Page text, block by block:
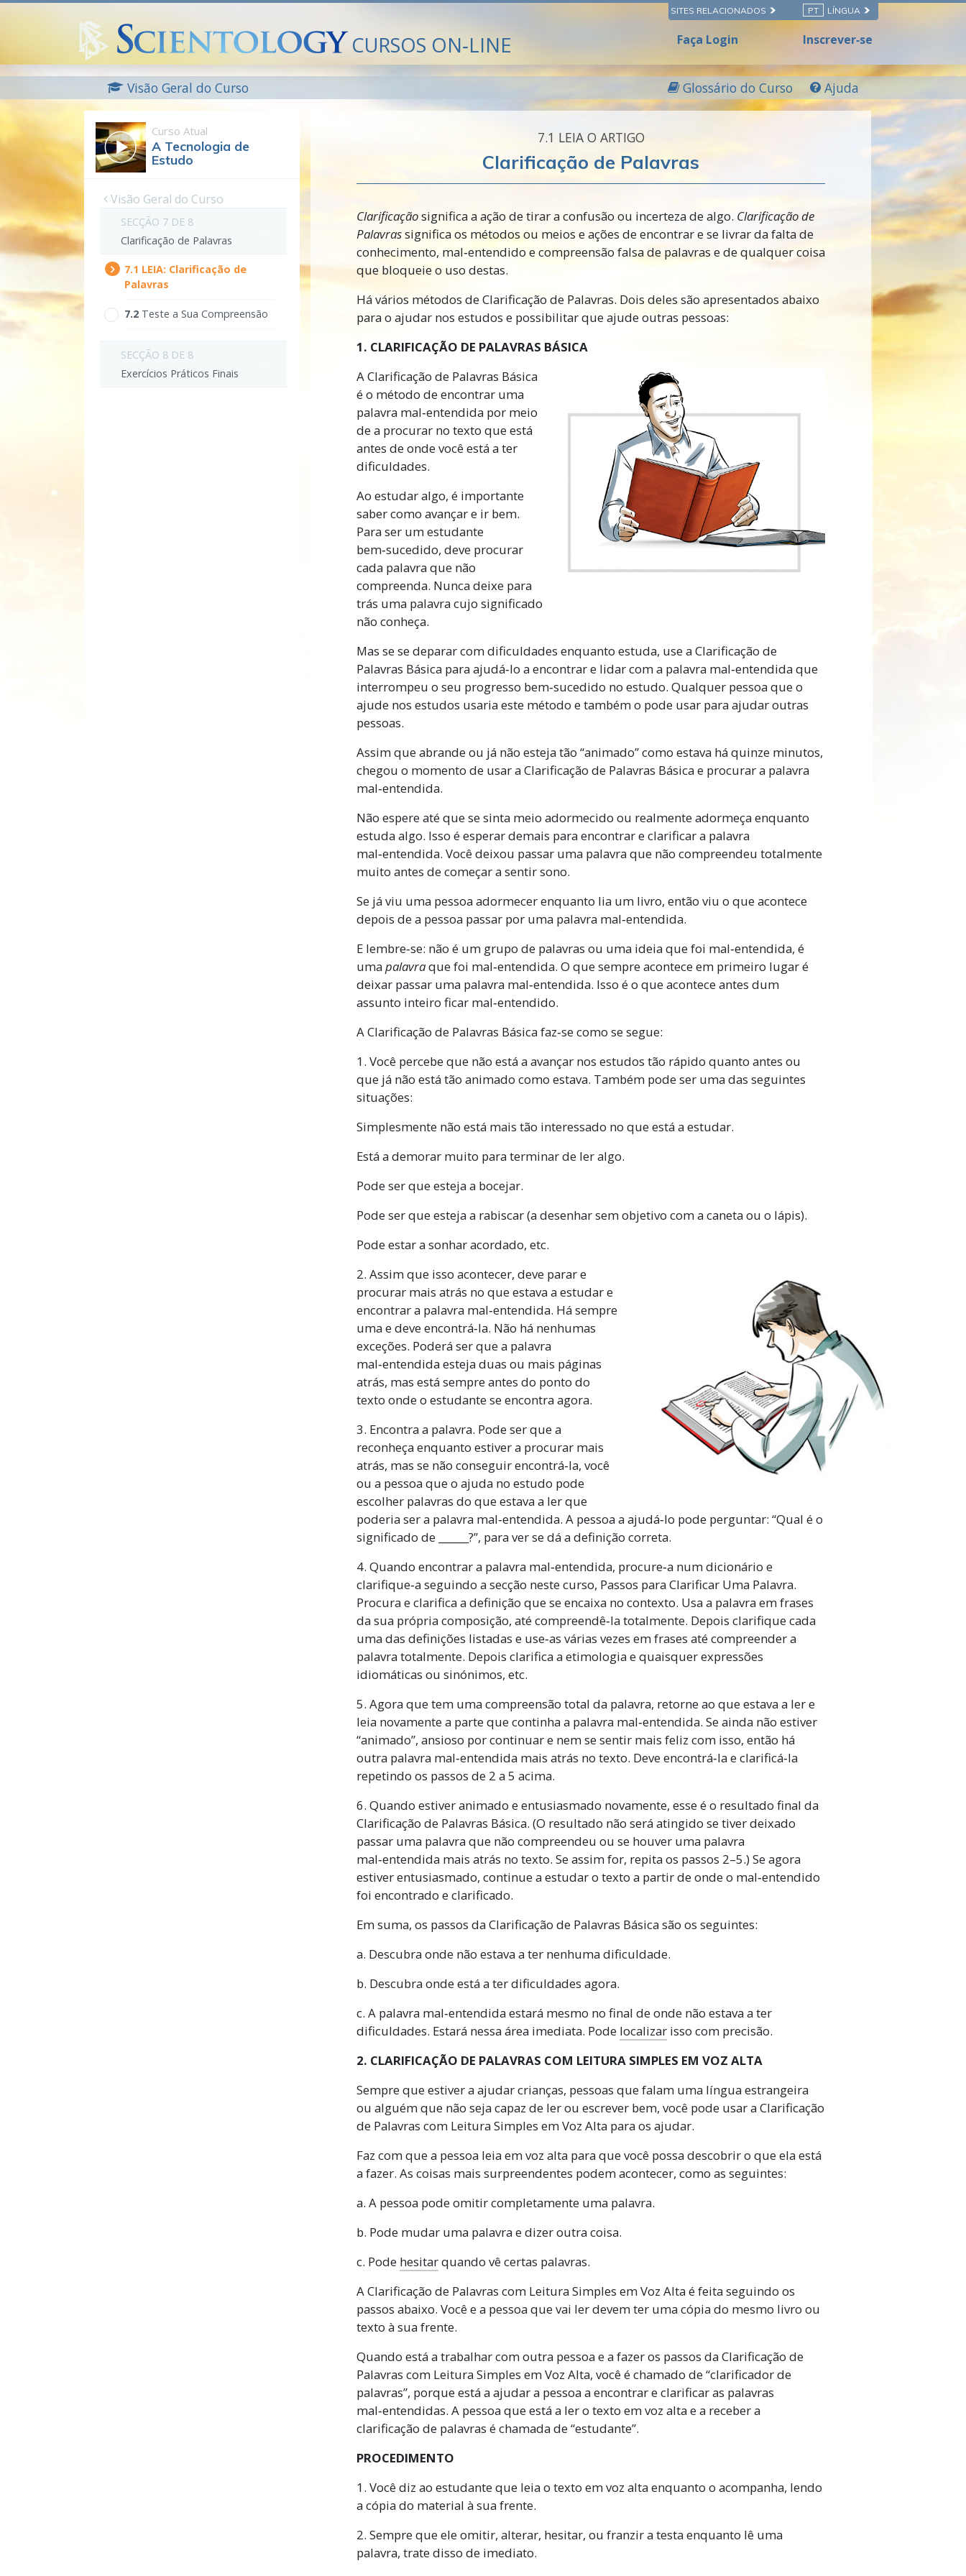
SITES RELACIONADOS PT LÍNGUA
CURSOS ON‑LINE Faça Login Inscrever‑se
Visão Geral do Curso Glossário do Curso Ajuda
Curso Atual
A Tecnologia de
Estudo
Visão Geral do Curso
SECÇÃO 7 DE 8
Clarificação de Palavras
7.‎1 LEIA: Clarificação de
Palavras
7.‎2 Teste a Sua Compreensão
SECÇÃO 8 DE 8
Exercícios Práticos Finais
7.‎1 LEIA O ARTIGO
Clarificação de Palavras
Clarificaçãosignifica a ação de tirar a confusão ou incerteza de algo. Clarificação de
Palavrassignifica os métodos ou meios e ações de encontrar e se livrar da falta de
conhecimento, mal‑entendido e compreensão falsa de palavras e de qualquer coisa
que bloqueie o uso destas.
Há vários métodos de Clarificação de Palavras. Dois deles são apresentados abaixo
para o ajudar nos estudos e possibilitar que ajude outras pessoas:
1. CLARIFICAÇÃO DE PALAVRAS BÁSICA
A Clarificação de Palavras Básica
é o método de encontrar uma
palavra mal‑entendida por meio
de a procurar no texto que está
antes de onde você está a ter
dificuldades.
Ao estudar algo, é importante
saber como avançar e ir bem.
Para ser um estudante
bem‑sucedido, deve procurar
cada palavra que não
compreenda. Nunca deixe para
trás uma palavra cujo significado
não conheça.
Mas se se deparar com dificuldades enquanto estuda, use a Clarificação de
Palavras Básica para ajudá‑lo a encontrar e lidar com a palavra mal‑entendida que
interrompeu o seu progresso bem‑sucedido no estudo. Qualquer pessoa que o
ajude nos estudos usaria este método e também o pode usar para ajudar outras
pessoas.
Assim que abrande ou já não esteja tão “animado” como estava há quinze minutos,
chegou o momento de usar a Clarificação de Palavras Básica e procurar a palavra
mal‑entendida.
Não espere até que se sinta meio adormecido ou realmente adormeça enquanto
estuda algo. Isso é esperar demais para encontrar e clarificar a palavra
mal‑entendida. Você deixou passar uma palavra que não compreendeu totalmente
muito antes de começar a sentir sono.
Se já viu uma pessoa adormecer enquanto lia um livro, então viu o que acontece
depois de a pessoa passar por uma palavra mal‑entendida.
E lembre‑se: não é um grupo de palavras ou uma ideia que foi mal‑entendida, é
umapalavraque foi mal‑entendida. O que sempre acontece em primeiro lugar é
deixar passar uma palavra mal‑entendida. Isso é o que acontece antes dum
assunto inteiro ficar mal‑entendido.
A Clarificação de Palavras Básica faz‑se como se segue:
1. Você percebe que não está a avançar nos estudos tão rápido quanto antes ou
que já não está tão animado como estava. Também pode ser uma das seguintes
situações:
Simplesmente não está mais tão interessado no que está a estudar.
Está a demorar muito para terminar de ler algo.
Pode ser que esteja a bocejar.
Pode ser que esteja a rabiscar (a desenhar sem objetivo com a caneta ou o lápis).
Pode estar a sonhar acordado, etc.
2. Assim que isso acontecer, deve parar e
procurar mais atrás no que estava a estudar e
encontrar a palavra mal‑entendida. Há sempre
uma e deve encontrá‑la. Não há nenhumas
exceções. Poderá ser que a palavra
mal‑entendida esteja duas ou mais páginas
atrás, mas está sempre antes do ponto do
texto onde o estudante se encontra agora.
3. Encontra a palavra. Pode ser que a
reconheça enquanto estiver a procurar mais
atrás, mas se não conseguir encontrá‑la, você
ou a pessoa que o ajuda no estudo pode
escolher palavras do que estava a ler que
poderia ser a palavra mal‑entendida. A pessoa a ajudá‑lo pode perguntar: “Qual é o
significado de ______?”, para ver se dá a definição correta.
4. Quando encontrar a palavra mal‑entendida, procure‑a num dicionário e
clarifique‑a seguindo a secção neste curso, Passos para Clarificar Uma Palavra.
Procura e clarifica a definição que se encaixa no contexto. Usa a palavra em frases
da sua própria composição, até compreendê‑la totalmente. Depois clarifique cada
uma das definições listadas e use‑as várias vezes em frases até compreender a
palavra totalmente. Depois clarifica a etimologia e quaisquer expressões
idiomáticas ou sinónimos, etc.
5. Agora que tem uma compreensão total da palavra, retorne ao que estava a ler e
leia novamente a parte que continha a palavra mal‑entendida. Se ainda não estiver
“animado”, ansioso por continuar e nem se sentir mais feliz com isso, então há
outra palavra mal‑entendida mais atrás no texto. Deve encontrá‑la e clarificá‑la
repetindo os passos de 2 a 5 acima.
6. Quando estiver animado e entusiasmado novamente, esse é o resultado final da
Clarificação de Palavras Básica. (O resultado não será atingido se tiver deixado
passar uma palavra que não compreendeu ou se houver uma palavra
mal‑entendida mais atrás no texto. Se assim for, repita os passos 2–5.) Se agora
estiver entusiasmado, continue a estudar o texto a partir de onde o mal‑entendido
foi encontrado e clarificado.
Em suma, os passos da Clarificação de Palavras Básica são os seguintes:
a. Descubra onde não estava a ter nenhuma dificuldade.
b. Descubra onde está a ter dificuldades agora.
c. A palavra mal‑entendida estará mesmo no final de onde não estava a ter
dificuldades. Estará nessa área imediata. Pode localizar isso com precisão.
2. CLARIFICAÇÃO DE PALAVRAS COM LEITURA SIMPLES EM VOZ ALTA
Sempre que estiver a ajudar crianças, pessoas que falam uma língua estrangeira
ou alguém que não seja capaz de ler ou escrever bem, você pode usar a Clarificação
de Palavras com Leitura Simples em Voz Alta para os ajudar.
Faz com que a pessoa leia em voz alta para que você possa descobrir o que ela está
a fazer. As coisas mais surpreendentes podem acontecer, como as seguintes:
a. A pessoa pode omitir completamente uma palavra.
b. Pode mudar uma palavra e dizer outra coisa.
c. Pode hesitarquando vê certas palavras.
A Clarificação de Palavras com Leitura Simples em Voz Alta é feita seguindo os
passos abaixo. Você e a pessoa que vai ler devem ter uma cópia do mesmo livro ou
texto à sua frente.
Quando está a trabalhar com outra pessoa e a fazer os passos da Clarificação de
Palavras com Leitura Simples em Voz Alta, você é chamado de “clarificador de
palavras”, porque está a ajudar a pessoa a encontrar e clarificar as palavras
mal‑entendidas. A pessoa que está a ler o texto em voz alta e a receber a
clarificação de palavras é chamada de “estudante”.
PROCEDIMENTO
1. Você diz ao estudante que leia o texto em voz alta enquanto o acompanha, lendo
a cópia do material à sua frente.
2. Sempre que ele omitir, alterar, hesitar, ou franzir a testa enquanto lê uma
palavra, trate disso de imediato.